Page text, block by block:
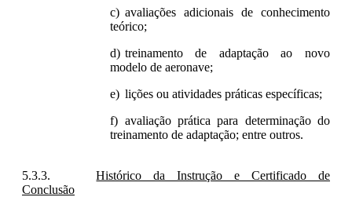
avaliações adicionais de conhecimento
teórico;
treinamento de adaptação ao novo
modelo de aeronave;
lições ou atividades práticas específicas;
avaliação prática para determinação do
treinamento de adaptação; entre outros.
Histórico da Instrução e Certificado de
Conclusão